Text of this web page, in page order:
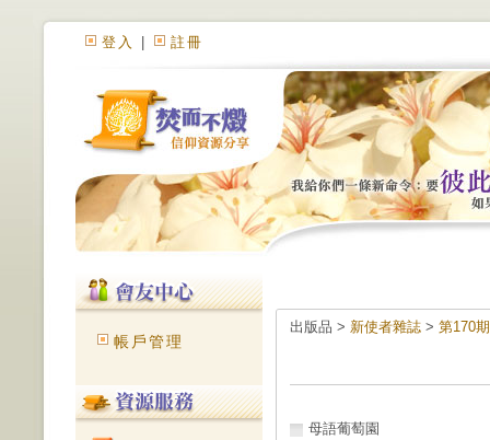
登入 註冊
帳戶管理
出版品 > 新使者雜誌 > 第170
母語葡萄園